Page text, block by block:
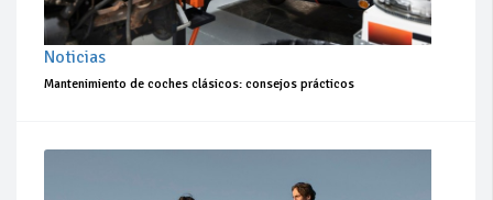
Noticias
Mantenimiento de coches clásicos: consejos prácticos